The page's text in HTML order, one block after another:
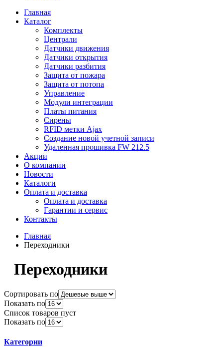
Главная
Каталог
Комплекты
Централи
Датчики движения
Датчики открытия
Датчики разбития
Защита от пожара
Защита от потопа
Управление
Модули интеграции
Платы питания
Сирены
RFID метки Ajax
Создание новой учетной записи
Удаленная прошивка FW 212.5
Акции
О компании
Новости
Каталоги
Оплата и доставка
Оплата и доставка
Гарантии и сервис
Контакты
Главная
Переходники
Переходники
Сортировать по
Показать по
Список товаров пуст
Показать по
Категории